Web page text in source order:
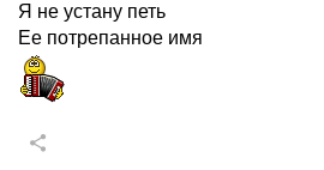
Я не устану петь
Ее потрепанное имя